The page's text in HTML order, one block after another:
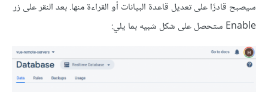
سيصبح قادرًا على تعديل قاعدة البيانات أو القراءة منها. بعد النقر على زر
Enable ستحصل على شكل شبيه بما يلي: